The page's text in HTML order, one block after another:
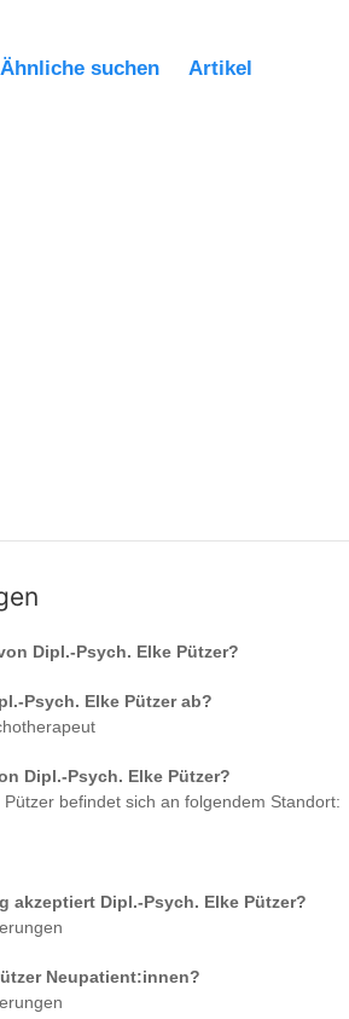
Ähnliche suchen Artikel
Dipl.-Psych. Elke Pützer?
Psych. Elke Pützerab?
Dipl.-Psych. Elke Pützer?
Pützer befindet sich an folgendem Standort:
akzeptiert Dipl.-Psych. Elke Pützer?
Neupatient:innen?